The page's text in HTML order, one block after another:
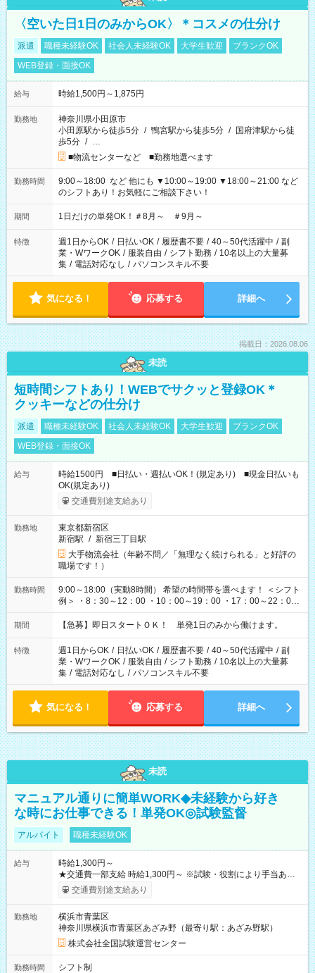
〈空いた日1日のみからOK〉＊コスメの仕分け
派遣 職種未経験OK 社会人未経験OK 大学生歓迎
ブランクOK
WEB登録・面接OK
給与 時給1,500円～1,875円
勤務地
神奈川県小田原市
小田原駅から徒歩5分 / 鴨宮駅から徒歩5分 / 国府津駅から徒
歩5分 / …
■物流センターなど ■勤務地選べます
勤務時間
9:00～18:00 など 他にも ▼10:00～19:00 ▼18:00～21:00 など
のシフトあり！お気軽にご相談下さい！
期間 1日だけの単発OK！＃8月～ ＃9月～
特徴 週1日からOK / 日払いOK / 履歴書不要 / 40～50代活躍中 / 副
業・WワークOK / 服装自由 / シフト勤務 / 10名以上の大量募
集 / 電話対応なし / パソコンスキル不要
気になる！ 応募する 詳細へ
掲載日：2026.08.06
未読
短時間シフトあり！WEBでサクッと登録OK＊
クッキーなどの仕分け
派遣 職種未経験OK 社会人未経験OK 大学生歓迎
ブランクOK
WEB登録・面接OK
給与
時給1500円 ■日払い・週払いOK！(規定あり) ■現金日払いも
OK(規定あり)
交通費別途支給あり
勤務地
東京都新宿区
新宿駅 / 新宿三丁目駅
大手物流会社（年齢不問／「無理なく続けられる」と好評の
職場です！）
勤務時間
9:00～18:00（実動8時間） 希望の時間帯を選べます！ ＜シフト
例＞ ・8：30～12：00 ・10：00～19：00 ・17：00～22：00
・13：00～22：00 ・22：00～翌6：00 など
期間 【急募】即日スタートＯＫ！ 単発1日のみから働けます。
特徴 週1日からOK / 日払いOK / 履歴書不要 / 40～50代活躍中 / 副
業・WワークOK / 服装自由 / シフト勤務 / 10名以上の大量募
集 / 電話対応なし / パソコンスキル不要
気になる！ 応募する 詳細へ
未読
マニュアル通りに簡単WORK◆未経験から好き
な時にお仕事できる！単発OK◎試験監督
アルバイト 職種未経験OK
給与
時給1,300円～
★交通費一部支給 時給1,300円～ ※試験・役割により手当あり
※勤務回数により昇給あり 【即給（前払い）オプションあ
り！】 希望される場合、勤務から1週間ほどで給与の一部を受け
例】 ・河合塾模擬試験 8:30～17:30（休憩1時間） 時給1,300円
×8時間＝日収10,400円＋交通費 ※当日の役割により時給＋100
円の場合あり ・国家試験 7:00～13:30（休憩なし） 時給1,300
円（役割手当＋100円）×6時間＝日収8,400円＋交通費 【試用期
間】試用期間なし
交通費別途支給あり
勤務地
横浜市青葉区
神奈川県横浜市青葉区あざみ野（最寄り駅：あざみ野駅）
株式会社全国試験運営センター
勤務時間
シフト制